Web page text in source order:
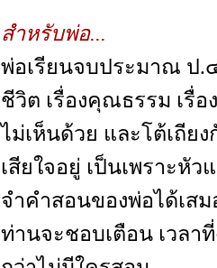
สำหรับพ่อ...
พ่อเรียนจบประมาณ ป.
ชีวิต เรื่องคุณธรรม เรื่
ไม่เห็นด้วย และโต้เถีย
เสียใจอยู่ เป็นเพราะหั
จำคำสอนของพ่อได้เส
ท่านจะชอบเตือน เวลา